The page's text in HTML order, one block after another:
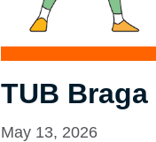
TUB
May 13, 2026